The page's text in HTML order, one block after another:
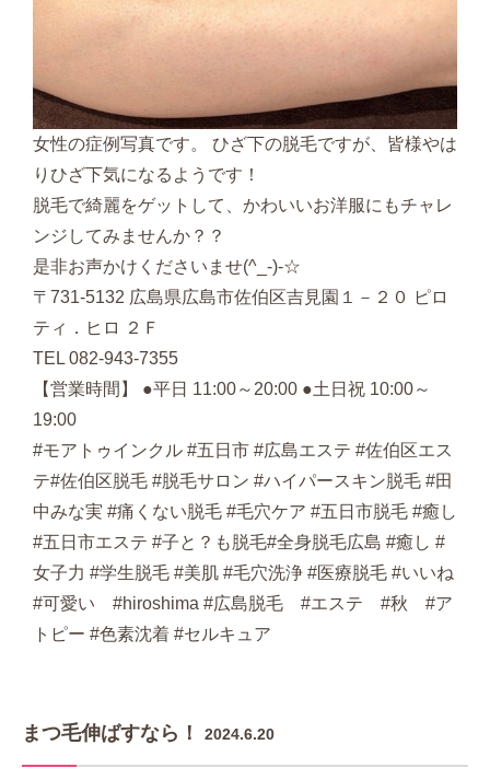
女性の症例写真です。 ひざ下の脱毛ですが、皆様やは
りひざ下気になるようです！
脱毛で綺麗をゲットして、かわいいお洋服にもチャレ
ンジしてみませんか？？
是非お声かけくださいませ(^_-)-☆
〒731-5132 広島県広島市佐伯区吉見園１－２０ ピロ
ティ．ヒロ ２Ｆ
TEL 082-943-7355
【営業時間】 ●平日 11:00～20:00 ●土日祝 10:00～
19:00
#モアトゥインクル #五日市 #広島エステ #佐伯区エス
テ#佐伯区脱毛 #脱毛サロン #ハイパースキン脱毛 #田
中みな実 #痛くない脱毛 #毛穴ケア #五日市脱毛 #癒し
#五日市エステ #子と？も脱毛#全身脱毛広島 #癒し #
女子力 #学生脱毛 #美肌 #毛穴洗浄 #医療脱毛 #いいね
#可愛い #hiroshima #広島脱毛 #エステ #秋 #ア
トピー #色素沈着 #セルキュア
まつ毛伸ばすなら！ 2024.6.20